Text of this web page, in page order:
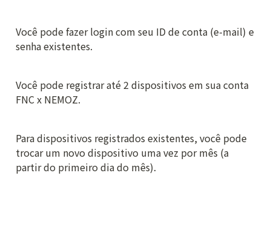
Você pode fazer login com seu ID de conta (e-mail) e
senha existentes.
Você pode registrar até 2 dispositivos em sua conta
FNC x NEMOZ.
Para dispositivos registrados existentes, você pode
trocar um novo dispositivo uma vez por mês (a
partir do primeiro dia do mês).